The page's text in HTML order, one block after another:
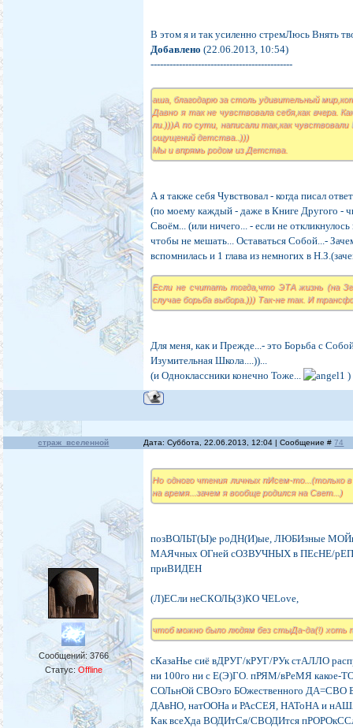
В этом я и так усиленно стремЛюсь Внять
Добавлено (22.06.2013, 10:54)
---------------------------------------------
аша, благодарю за столь удивительный
Давно я так не чувствовала себя,как вчера.
ли.)))А по сути, написали так,как
ощущений детства..)))
Мы и впрямь родом из Детства.
А я также себя Чувствовал - когда писал
(по моему каждый - даже в Книге Другого -
Своём... (или ничего... - если не
чтобы не мешать... Оставаться Собой...-
вспомнилась и 1 глава из немногих в
Если не считать тогда,что ЭТА жизнь (на
случае борьба выбора.))) Так-не так. И
Для меня, как и Прежде...- это Борьба с
Изумительная Школа....))...
(и Одноклассники конечно Тоже...
)
страж_вселенной Дата: Суббота, 22.06.2013, 12:04 | Сообщение #74
Сообщений:3766
Статус: Offline
Но одного чтения личных пИсем-
на время...зачем я вообще родился на Свет...)
позВОЛЬТ(Ы)е роДН(И)ые, ЛЮБИзные
МАЯчных ОГней сОЗВУЧНЫХ в ПЕсНЕ/
приВИДЕН
(Л)ЕСли неСКОЛЬ(З)КО ЧЕLove,
чтоб можно было людям без стыДа-да(!) хоть
сКазаНье сиё вДРУГ/кРУГ/РУк стАЛЛО
ни 100го ни с Е(Э)ГО. пРЯМ/вРеМЯ
СОЛьнОй СВОэго БОжественного
ДАвНО, натООНа и РАсСЕЯ, НАТоНА и
Как всеХда ВОДИтСя/СВОДИтся